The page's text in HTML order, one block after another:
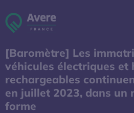
ESPACE
DEVENIR
[Baromètre] Les
véhicules électriques et
rechargeables
en juillet 2023, dans un
forme